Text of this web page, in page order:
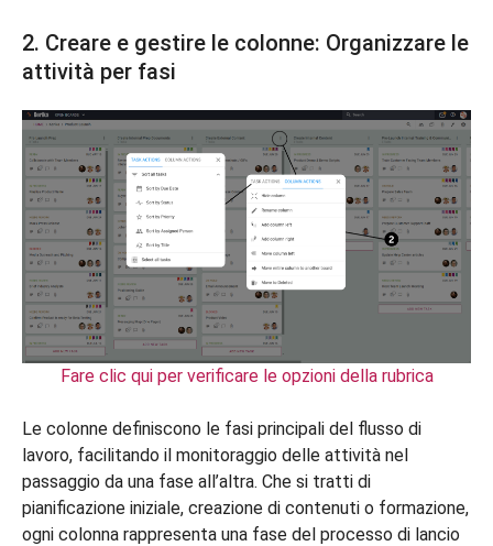
2. Creare e gestire le colonne: Organizzare le
attività per fasi
Fare clic qui per verificare le opzioni della rubrica
Le colonne definiscono le fasi principali del flusso di
lavoro, facilitando il monitoraggio delle attività nel
passaggio da una fase all’altra. Che si tratti di
pianificazione iniziale, creazione di contenuti o formazione,
ogni colonna rappresenta una fase del processo di lancio